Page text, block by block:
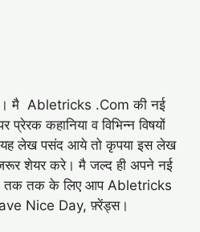
मै Abletricks .Com की नई
कहानिया व विभिन्न विषयों
लेख पसंद आये तो कृपया इस लेख
जरूर शेयर करे। मै जल्द ही अपने नई
तक तक के लिए आप Abletricks
Nice Day, फ़्रेंड्स।